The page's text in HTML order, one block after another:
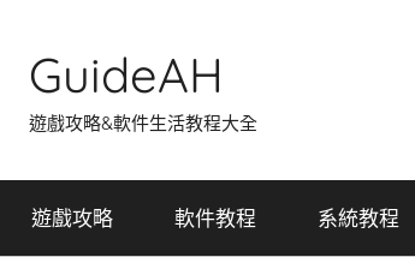
content
GuideAH
遊戲攻略&軟件生活教程大全
遊戲攻略 軟件教程 系統教程